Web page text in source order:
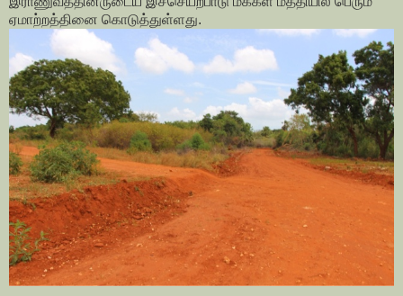
ஏமாற்றத்தினை கொடுத்துள்ளது.